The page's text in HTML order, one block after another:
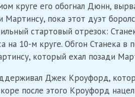
круге его обогнал Дюнн,
пока этот дуэт
стартовый отрезок:
на 10-м круге. Обгон Станека
который ехал позади
Джек Кроуфорд,
после этого Кроуфорд